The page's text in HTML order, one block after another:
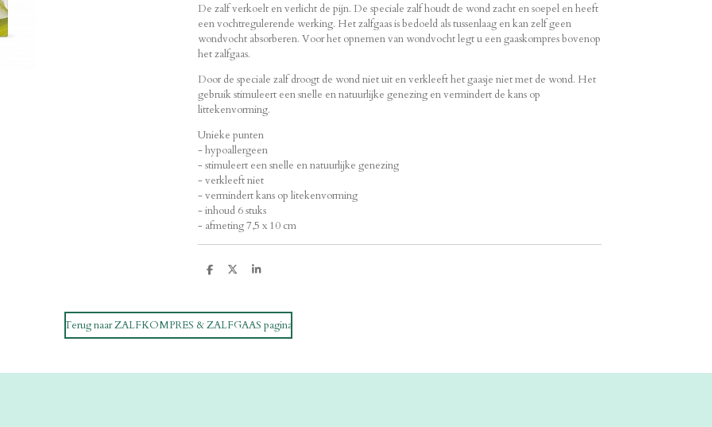
De zalf verkoelt en verlicht de pijn. De speciale zalf houdt de wond zacht en soepel en heeft
een vochtregulerende werking. Het zalfgaas is bedoeld als tussenlaag en kan zelf geen
wondvocht absorberen. Voor het opnemen van wondvocht legt u een gaaskompres bovenop
het zalfgaas.
Door de speciale zalf droogt de wond niet uit en verkleeft het gaasje niet met de wond. Het
gebruik stimuleert een snelle en natuurlijke genezing en vermindert de kans op
littekenvorming.
Unieke punten
- hypoallergeen
- stimuleert een snelle en natuurlijke genezing
- verkleeft niet
- vermindert kans op litekenvorming
- inhoud 6 stuks
- afmeting 7,5 x 10 cm
D
n
D
S
e
Terug naar ZALFKOMPRES & ZALFGAAS pagina